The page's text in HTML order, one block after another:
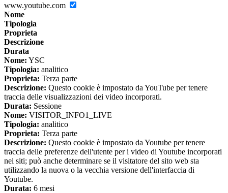
www.youtube.com
Nome
Tipologia
Proprieta
Descrizione
Durata
Nome: YSC
Tipologia: analitico
Proprieta: Terza parte
Descrizione: Questo cookie è impostato da YouTube per tenere
traccia delle visualizzazioni dei video incorporati.
Durata: Sessione
Nome: VISITOR_INFO1_LIVE
Tipologia: analitico
Proprieta: Terza parte
Descrizione: Questo cookie è impostato da Youtube per tenere
traccia delle preferenze dell'utente per i video di Youtube incorporati
nei siti; può anche determinare se il visitatore del sito web sta
utilizzando la nuova o la vecchia versione dell'interfaccia di
Youtube.
Durata: 6 mesi